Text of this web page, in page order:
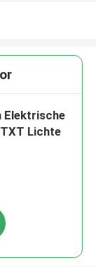
Elektrische
TXT Lichte